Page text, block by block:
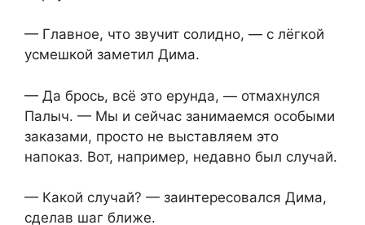
— Главное, что звучит солидно, — с лёгкой
усмешкой заметил Дима.
— Да брось, всё это ерунда, — отмахнулся
Палыч. — Мы и сейчас занимаемся особыми
заказами, просто не выставляем это
напоказ. Вот, например, недавно был случай.
— Какой случай? — заинтересовался Дима,
сделав шаг ближе.